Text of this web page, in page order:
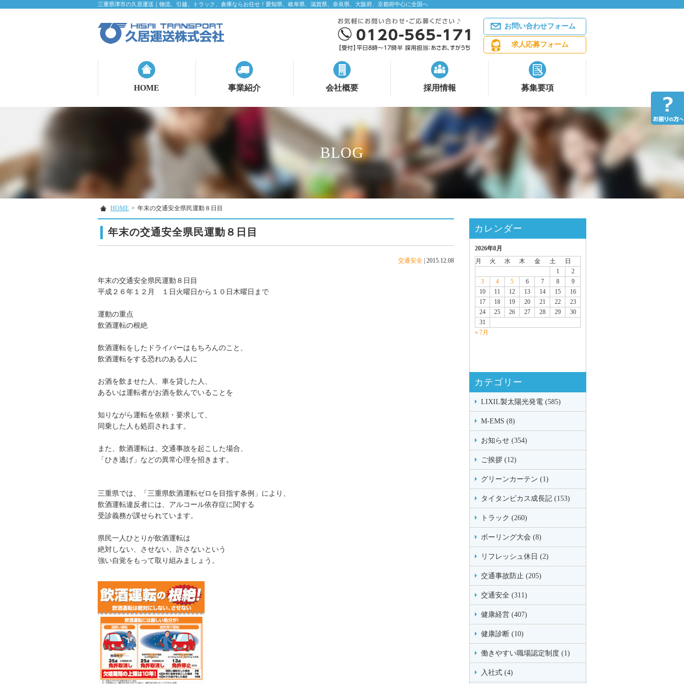
三重県津市の久居運送｜物流、引越、トラック、倉庫ならお任せ！愛知県、岐阜県、滋賀県、奈良県、大阪府、京都府中心に全国へ
お問い合わせフォーム
求人応募フォーム
HOME 事業紹介 会社概要 採用情報 募集要項
BLOG
HOME > 年末の交通安全県民運動８日目
年末の交通安全県民運動８日目
交通安全 2015.12.08
年末の交通安全県民運動８日目
平成２６年１２月 １日火曜日から１０日木曜日まで
運動の重点
飲酒運転の根絶
飲酒運転をしたドライバーはもちろんのこと、
飲酒運転をする恐れのある人に
お酒を飲ませた人、車を貸した人、
あるいは運転者がお酒を飲んでいることを
知りながら運転を依頼・要求して、
同乗した人も処罰されます。
また、飲酒運転は、交通事故を起こした場合、
「ひき逃げ」などの異常心理を招きます。
三重県では、「三重県飲酒運転ゼロを目指す条例」により、
飲酒運転違反者には、アルコール依存症に関する
受診義務が課せられています。
県民一人ひとりが飲酒運転は
絶対しない、させない、許さないという
強い自覚をもって取り組みましょう。
カレンダー
2026年8月
月
火 水 木 金 土
日
1
2
3
4 5 6 7 8
9
10
11 12 13 14 15
16
17
18 19 20 21 22
23
24
25 26 27 28 29
30
31
« 7月
カテゴリー
LIXIL製太陽光発電 (585)
M-EMS (8)
お知らせ (354)
ご挨拶 (12)
グリーンカーテン (1)
タイタンビカス成長記 (153)
トラック (260)
ボーリング大会 (8)
リフレッシュ休日 (2)
交通事故防止 (205)
交通安全 (311)
健康経営 (407)
健康診断 (10)
働きやすい職場認定制度 (1)
入社式 (4)